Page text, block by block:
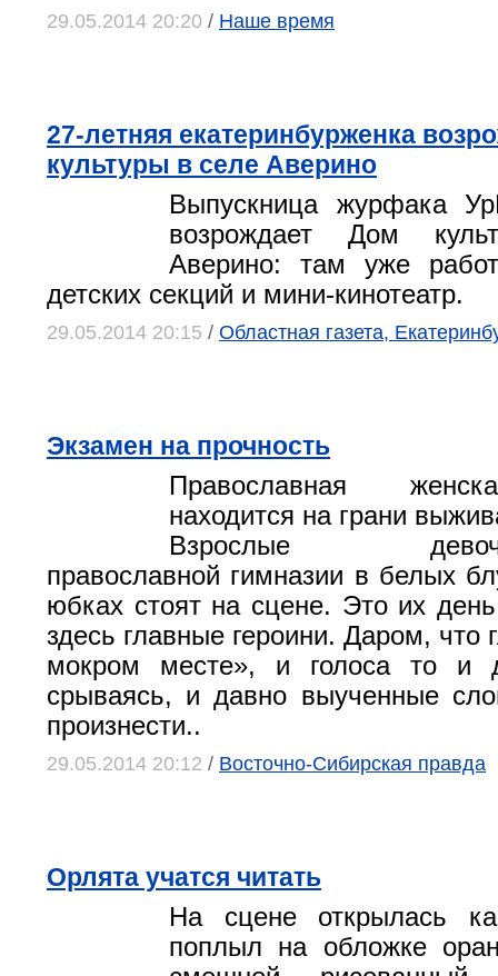
29.05.2014 20:20 / Наше время
27-летняя екатеринбурженка
культуры в селе Аверино
Выпускница журфака
возрождает Дом
Аверино: там уже
детских секций и мини-кинотеатр.
29.05.2014 20:15 / Областная газета,
Экзамен на прочность
Православная
находится на грани
Взрослые
православной гимназии в белых
юбках стоят на сцене. Это их
здесь главные героини. Даром, что
мокром месте», и голоса то и
срываясь, и давно выученные
произнести..
29.05.2014 20:12 / Восточно-Сибирская правда
Орлята учатся читать
На сцене открылась
поплыл на обложке